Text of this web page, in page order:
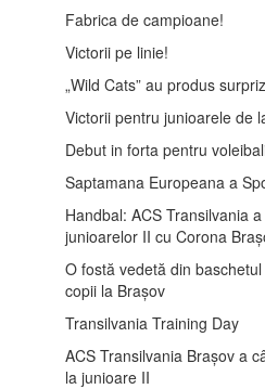
Fabrica de campioane!
Victorii pe linie!
„Wild Cats” au produs
Victorii pentru junioarele de
Debut in forta pentru
Saptamana Europeana a
Handbal: ACS Transilvania
junioarelor II cu Corona
O fostă vedetă din
copii la Brașov
Transilvania Training Day
ACS Transilvania Brașov a
la junioare II